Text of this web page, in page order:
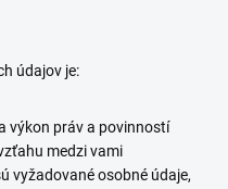
údajov je:
výkon práv a povinností
medzi vami
vyžadované osobné údaje,